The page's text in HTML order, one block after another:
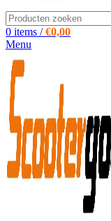
0 items / €0,00
Menu